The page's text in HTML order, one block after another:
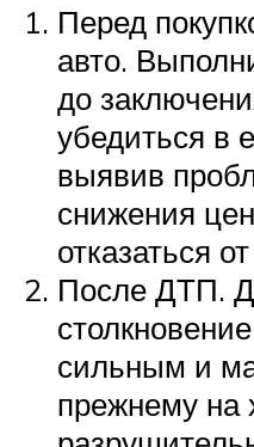
Перед
авто.
до
убедиться в
выявив
снижения
отказаться
После ДТП.
сильным и
прежнему на